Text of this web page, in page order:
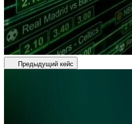
Предыдущий кейс